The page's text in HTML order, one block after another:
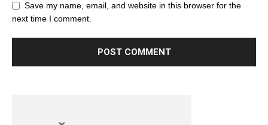
Save my name, email, and website in this browser for the
next time I comment.